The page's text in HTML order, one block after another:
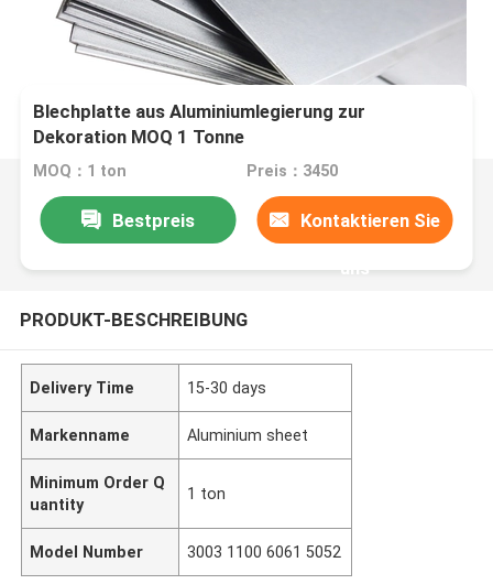
Blechplatte aus Aluminiumlegierung zur
Dekoration MOQ 1 Tonne
MOQ：1 ton Preis：3450
Bestpreis Kontaktieren Sie
uns
PRODUKT-BESCHREIBUNG
Delivery Time 15-30 days
Markenname Aluminium sheet
Minimum Order Q
uantity
1 ton
Model Number 3003 1100 6061 5052